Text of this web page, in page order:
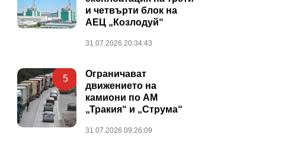
и четвърти блок на
АЕЦ „Козлодуй“
31.07.2026 20:34:43
5
Ограничават
движението на
камиони по АМ
„Тракия“ и „Струма“
31.07.2026 09:26:09